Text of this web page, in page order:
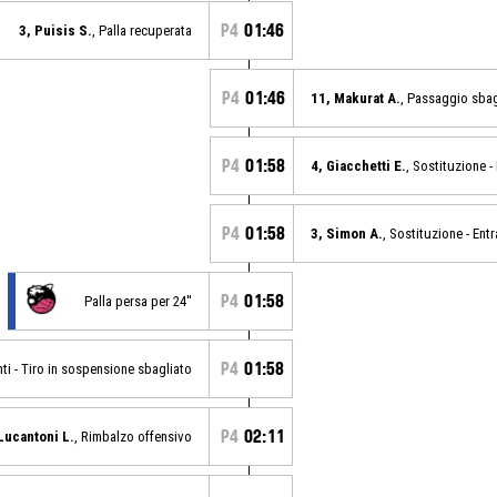
3, Puisis S. , Palla recuperata P4 01:46
P4 01:46 11, Makurat A. , Passaggio
P4 01:58 4, Giacchetti E. , Sostituzione -
P4 01:58 3, Simon A. , Sostituzione -
Palla persa per 24'' P4 01:58
- Tiro in sospensione sbagliato P4 01:58
L. , Rimbalzo offensivo P4 02:11